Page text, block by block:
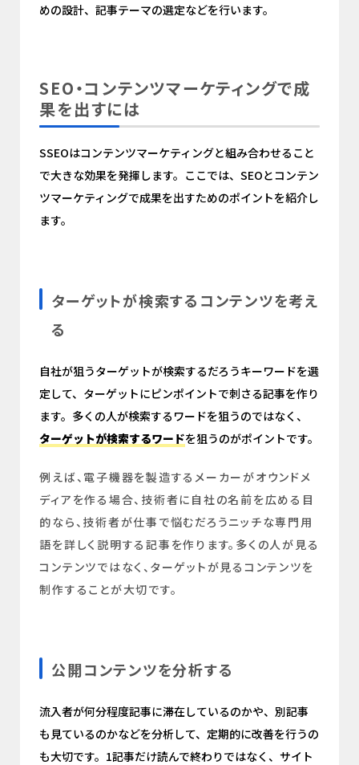
めの設計、記事テーマの選定などを行います。
SEO・コンテンツマーケティングで成
果を出すには
SSEOはコンテンツマーケティングと組み合わせること
で大きな効果を発揮します。ここでは、SEOとコンテン
ツマーケティングで成果を出すためのポイントを紹介し
ます。
ターゲットが検索するコンテンツを考え
る
自社が狙うターゲットが検索するだろうキーワードを選
定して、ターゲットにピンポイントで刺さる記事を作り
ます。多くの人が検索するワードを狙うのではなく、
ターゲットが検索するワードを狙うのがポイントです。
例えば、電子機器を製造するメーカーがオウンドメ
ディアを作る場合、技術者に自社の名前を広める目
的なら、技術者が仕事で悩むだろうニッチな専門用
語を詳しく説明する記事を作ります。多くの人が見る
コンテンツではなく、ターゲットが見るコンテンツを
制作することが大切です。
公開コンテンツを分析する
流入者が何分程度記事に滞在しているのかや、別記事
も見ているのかなどを分析して、定期的に改善を行うの
も大切です。1記事だけ読んで終わりではなく、サイト